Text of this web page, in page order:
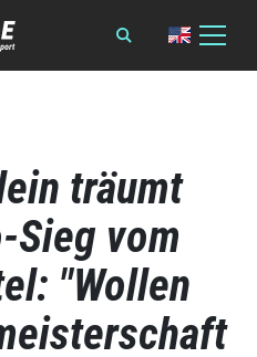
träumt
Sieg vom
"Wollen